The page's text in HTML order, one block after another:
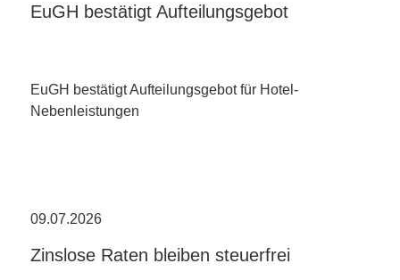
EuGH bestätigt Aufteilungsgebot
EuGH bestätigt Aufteilungsgebot für Hotel-
Nebenleistungen
09.07.2026
Zinslose Raten bleiben steuerfrei